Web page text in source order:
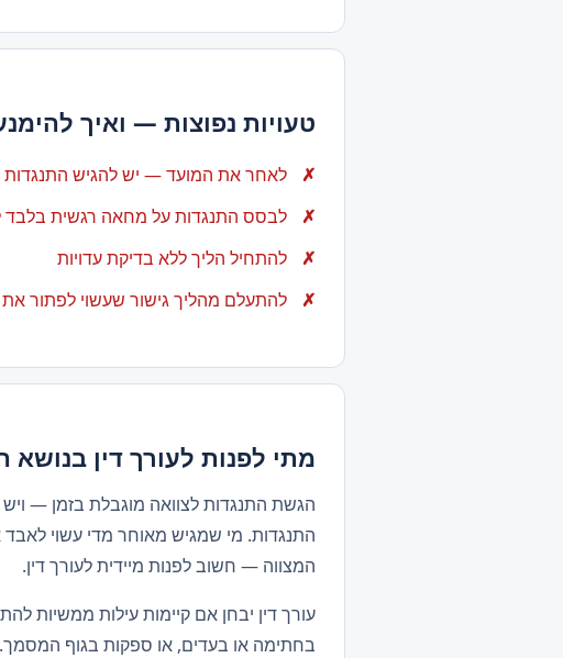
טעויות נפוצות — ואיך
לאחר את המועד — יש להגיש התנגדות
לבסס התנגדות על מחאה רגשית
להתחיל הליך ללא בדיקת עדויות
להתעלם מהליך גישור שעשוי לפתור
מתי לפנות לעורך דין בנושא
הגשת התנגדות לצוואה מוגבלת בזמן —
התנגדות. מי שמגיש מאוחר מדי עשוי
המצווה — חשוב לפנות מיידית לעורך דין.
עורך דין יבחן אם קיימות עילות ממשיות
בחתימה או בעדים, או ספקות בגוף המסמך.